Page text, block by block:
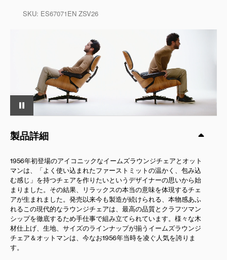
SKU: ES67071EN ZSV26
製品詳細
1956年初登場のアイコニックなイームズラウンジチェアとオット
マンは、「よく使い込まれたファーストミットの温かく、包み込
む感じ」を持つチェアを作りたいというデザイナーの思いから始
まりました。その結果、リラックスの本当の意味を体現するチェ
アが生まれました。発売以来今も製造が続けられる、本物感あふ
れるこの現代的なラウンジチェアは、最高の品質とクラフツマン
シップを徹底するため手仕事で組み立てられています。様々な木
材仕上げ、生地、サイズのラインナップが揃うイームズラウンジ
チェア＆オットマンは、今なお1956年当時を凌ぐ人気を誇りま
す。